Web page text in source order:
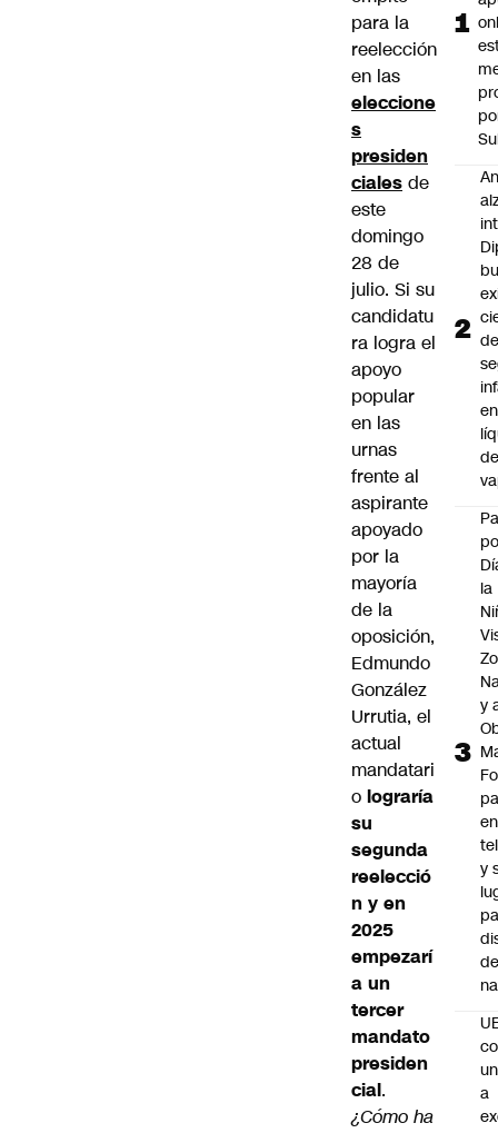
para la
reelección
en las
eleccione
s
presiden
ciales de
este
domingo
28 de
julio. Si su
candidatu
ra logra el
apoyo
popular
en las
urnas
frente al
aspirante
apoyado
por la
mayoría
de la
oposición,
Edmundo
González
Urrutia, el
actual
mandatari
o lograría
su
segunda
reelecció
n y en
2025
empezarí
a un
tercer
mandato
presiden
cial.
¿Cómo ha
de
en
de
la
y
en
y
a